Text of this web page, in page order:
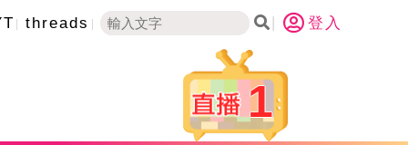
threads 登入
1